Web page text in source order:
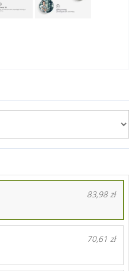
83,98 zł
70,61 zł